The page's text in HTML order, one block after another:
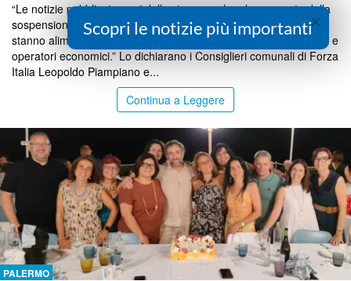
“Le notizie pubblicate oggi dalla stampa sul prolungamento della
sospensione dei lavori di riqualificazione di Piazza Mondello
stanno alimentando la preoccupazione di cittadini, commercianti e
operatori economici.” Lo dichiarano i Consiglieri comunali di Forza
Italia Leopoldo Piampiano e...
Continua a Leggere
PALERMO
×
Scopri le notizie più importanti